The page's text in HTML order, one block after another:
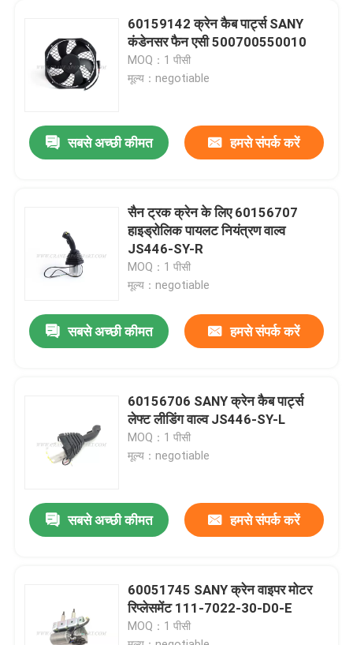
फैक्टरी यात्रा
हमसे संपर्क करें
एक बोली का अनुरोध
क्रेन विद्युत भाग
60159142 क्रेन कैब पार्ट्स SANY
कंडेनसर फैन एसी 500700550010
MOQ：1 पीसी
मूल्य：negotiable
सबसे अच्छी कीमत हमसे संपर्क करें
सैन ट्रक क्रेन के लिए 60156707
हाइड्रोलिक पायलट नियंत्रण वाल्व
JS446-SY-R
MOQ：1 पीसी
मूल्य：negotiable
सबसे अच्छी कीमत हमसे संपर्क करें
60156706 SANY क्रेन कैब पार्ट्स
लेफ्ट लीडिंग वाल्व JS446-SY-L
MOQ：1 पीसी
मूल्य：negotiable
सबसे अच्छी कीमत हमसे संपर्क करें
60051745 SANY क्रेन वाइपर मोटर
रिप्लेसमेंट 111-7022-30-D0-E
MOQ：1 पीसी